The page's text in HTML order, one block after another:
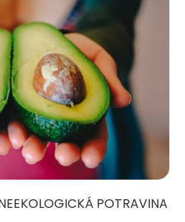
POTRAVINA